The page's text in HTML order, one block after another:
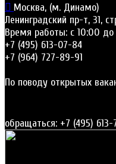
Москва, (м. Динамо)
Ленинградский пр-т, 31,
Время работы: c 10:00 до
+7 (495) 613-07-84
+7 (964) 727-89-91
По поводу открытых
обращаться: +7 (495)